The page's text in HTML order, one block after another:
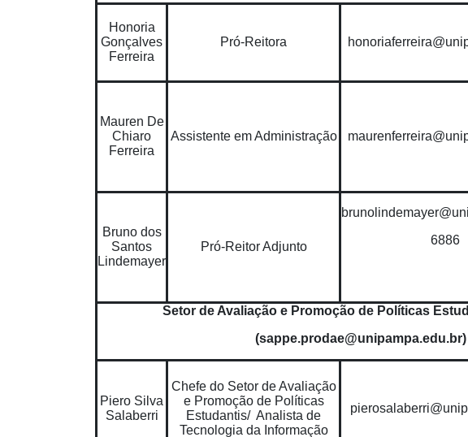
Honoria
Gonçalves
Ferreira
Pró-Reitora
Mauren De
Chiaro
Ferreira
Assistente em Administração
Bruno dos
Santos
Lindemayer
Pró-Reitor Adjunto
6886
Setor de Avaliação e Promoção de Políticas
(sappe.prodae@unipampa.edu.br)
Piero Silva
Salaberri
Chefe do Setor de Avaliação
e Promoção de Políticas
Estudantis/ Analista de
Tecnologia da Informação